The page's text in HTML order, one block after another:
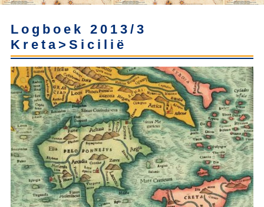
Logboek 2013/3
Kreta>Sicilië